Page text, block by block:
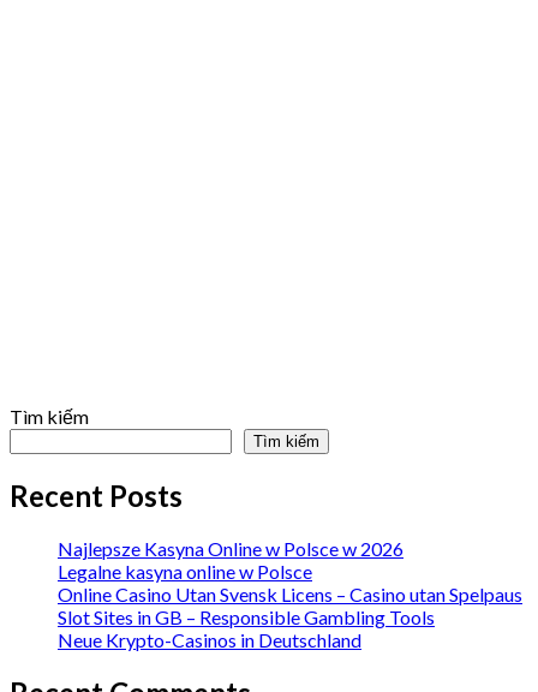
Tìm kiếm
Tìm kiếm
Recent Posts
Najlepsze Kasyna Online w Polsce w 2026
Legalne kasyna online w Polsce
Online Casino Utan Svensk Licens – Casino utan Spelpaus
Slot Sites in GB – Responsible Gambling Tools
Neue Krypto-Casinos in Deutschland